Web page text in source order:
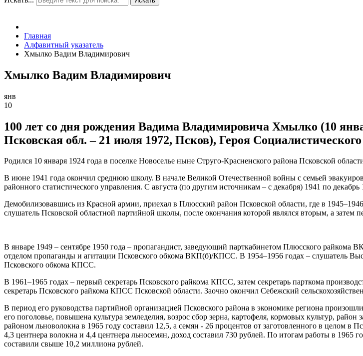
Главная
Алфавитный указатель
Хмылко Вадим Владимирович
Хмылко Вадим Владимирович
янв
10
100 лет со дня рождения Вадима Владимировича Хмылко (10
Псковская обл. – 21 июля 1972, Псков), Героя
Родился 10 января 1924 года в поселке Новоселье ныне Струго-Красненского района Псковской
В июне 1941 года окончил среднюю школу. В начале Великой Отечественной войны с семьей
районного статистического управления. С августа (по другим источникам – с декабря) 1941 по
Демобилизовавшись из Красной армии, приехал в Плюсский район Псковской области, где в
слушатель Псковской областной партийной школы, после окончания которой являлся вторым, а
В январе 1949 – сентябре 1950 года – пропагандист, заведующий парткабинетом Плюсского райкома
отделом пропаганды и агитации Псковского обкома ВКП(б)/КПСС. В 1954–1956 годах – слушатель
Псковского обкома КПСС.
В 1961–1965 годах – первый секретарь Псковского райкома КПСС, затем секретарь парткома
секретарь Псковского райкома КПСС Псковской области. Заочно окончил Себежский
В период его руководства партийной организацией Псковского района в экономике региона
его поголовье, повышена культура земледелия, возрос сбор зерна, картофеля, кормовых культур,
районом льноволокна в 1965 году составил 12,5, а семян - 26 процентов от заготовленного в целом в
4,3 центнера волокна и 4,4 центнера льносемян, доход составил 730 рублей. По итогам работы в
составили свыше 10,2 миллиона рублей.